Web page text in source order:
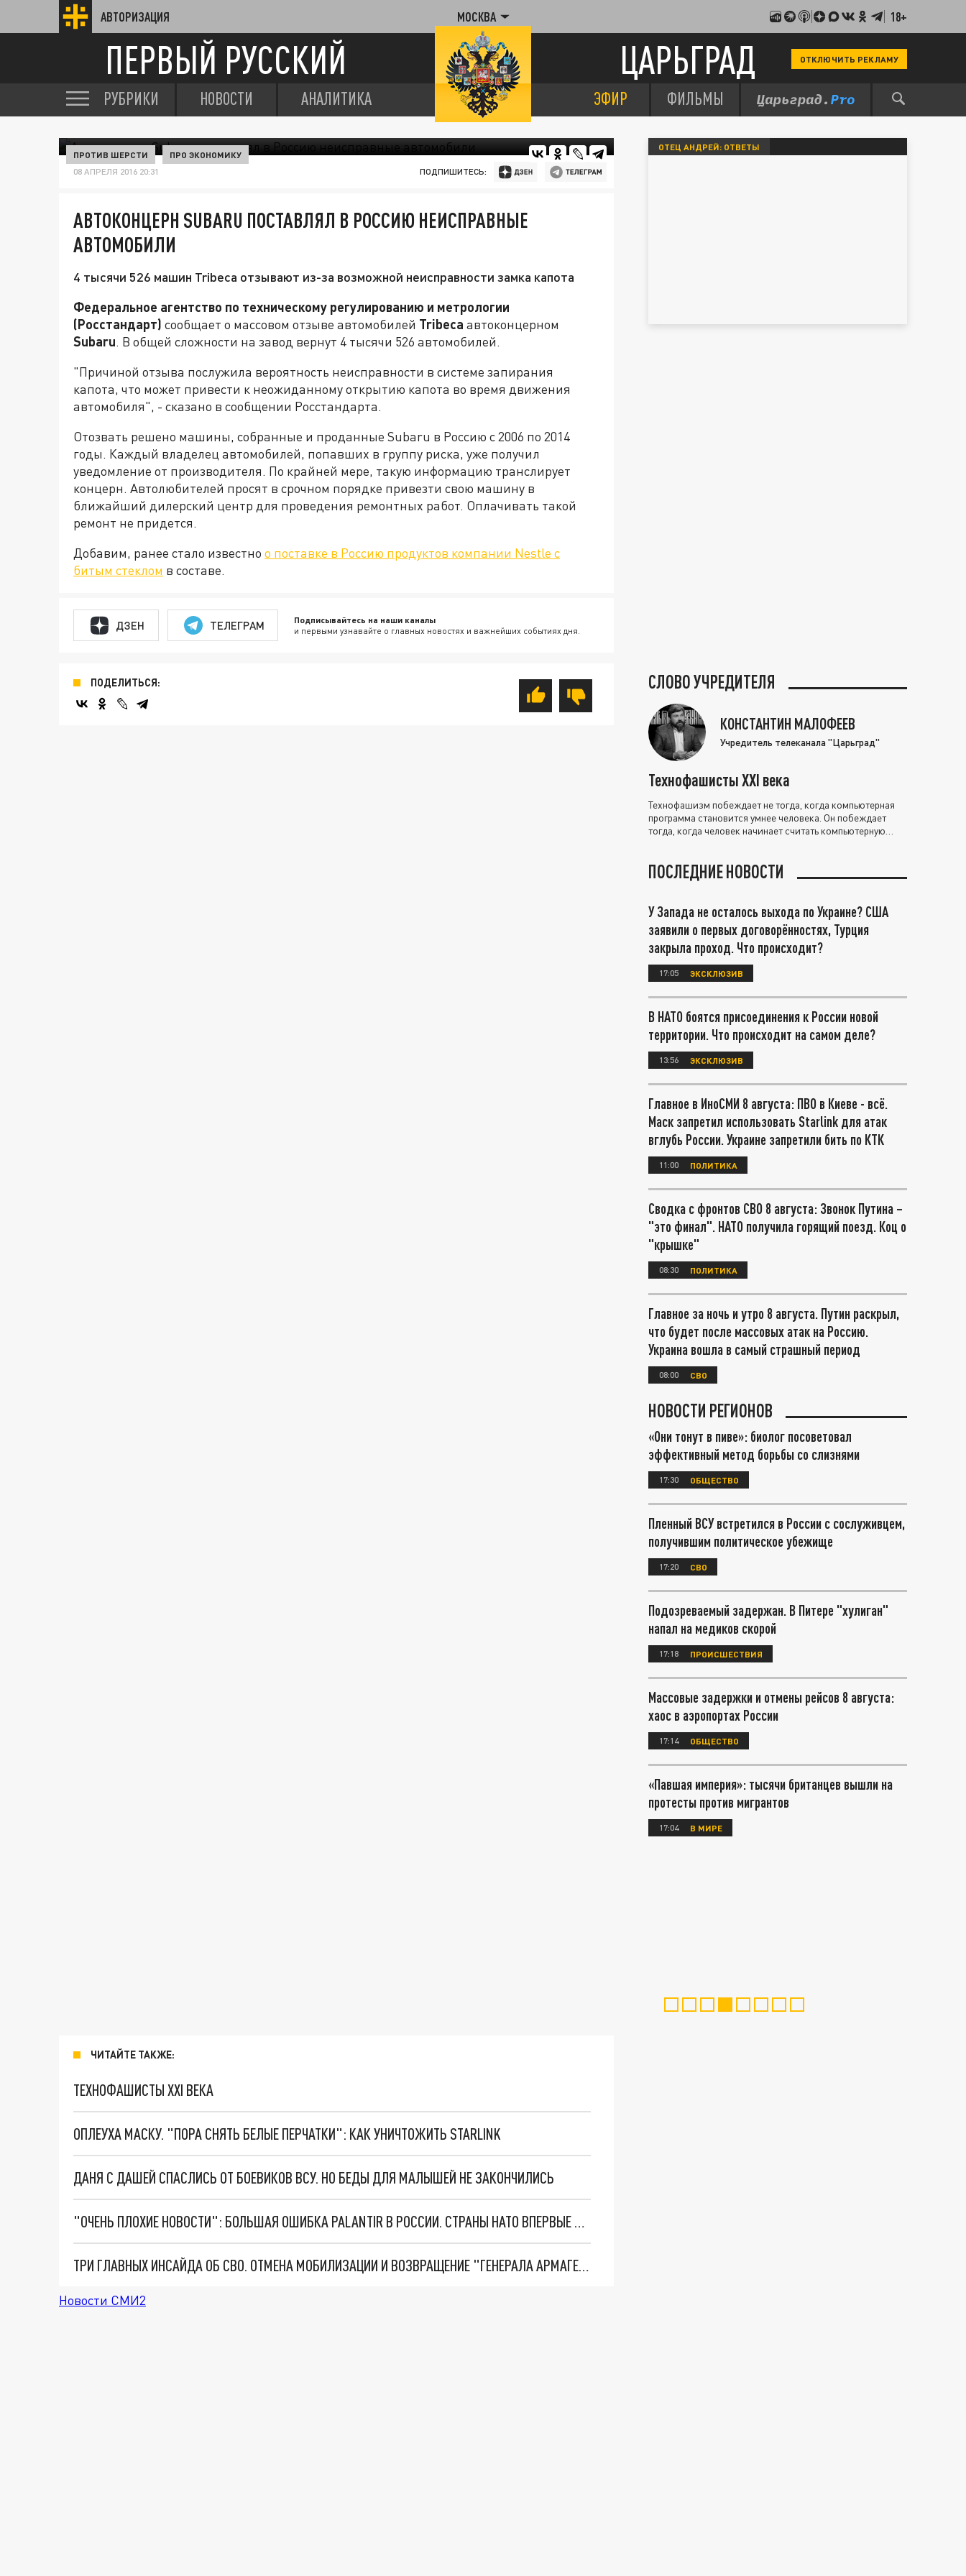
АВТОРИЗАЦИЯ МОСКВА 18+
ПЕРВЫЙ РУССКИЙ ЦАРЬГРАД ОТКЛЮЧИТЬ РЕКЛАМУ
РУБРИКИ НОВОСТИ АНАЛИТИКА ЭФИР ФИЛЬМЫ
ПРОТИВ ШЕРСТИ ПРО ЭКОНОМИКУ
08 АПРЕЛЯ 2016 20:31 ПОДПИШИТЕСЬ:
АВТОКОНЦЕРН SUBARU ПОСТАВЛЯЛ В РОССИЮ НЕИСПРАВНЫЕ
АВТОМОБИЛИ
4 тысячи 526 машин Tribeca отзывают из-за возможной неисправности замка капота
Федеральное агентство по техническому регулированию и метрологии
(Росстандарт) сообщает о массовом отзыве автомобилей Tribeca автоконцерном
Subaru. В общей сложности на завод вернут 4 тысячи 526 автомобилей.
"Причиной отзыва послужила вероятность неисправности в системе запирания
капота, что может привести к неожиданному открытию капота во время движения
автомобиля", - сказано в сообщении Росстандарта.
Отозвать решено машины, собранные и проданные Subaru в Россию с 2006 по 2014
годы. Каждый владелец автомобилей, попавших в группу риска, уже получил
уведомление от производителя. По крайней мере, такую информацию транслирует
концерн. Автолюбителей просят в срочном порядке привезти свою машину в
ближайший дилерский центр для проведения ремонтных работ. Оплачивать такой
ремонт не придется.
Добавим, ранее стало известно о поставке в Россию продуктов компании Nestle с
битым стеклом в составе.
ДЗЕН ТЕЛЕГРАМ Подписывайтесь на наши каналы
и первыми узнавайте о главных новостях и важнейших событиях дня.
ПОДЕЛИТЬСЯ:
ЧИТАЙТЕ ТАКЖЕ:
ТЕХНОФАШИСТЫ XXI ВЕКА
ОПЛЕУХА МАСКУ. "ПОРА СНЯТЬ БЕЛЫЕ ПЕРЧАТКИ": КАК УНИЧТОЖИТЬ STARLINK
ДАНЯ С ДАШЕЙ СПАСЛИСЬ ОТ БОЕВИКОВ ВСУ. НО БЕДЫ ДЛЯ МАЛЫШЕЙ НЕ ЗАКОНЧИЛИСЬ
"ОЧЕНЬ ПЛОХИЕ НОВОСТИ": БОЛЬШАЯ ОШИБКА PALANTIR В РОССИИ. СТРАНЫ НАТО ВПЕРВЫЕ ЗА СВО ОСТАНОВИЛИ ПОСТАВКИ ОРУЖИЯ. ВСУ ТЕРЯЮТ ПРИГРАНИЧЬЕ?
ТРИ ГЛАВНЫХ ИНСАЙДА ОБ СВО. ОТМЕНА МОБИЛИЗАЦИИ И ВОЗВРАЩЕНИЕ "ГЕНЕРАЛА АРМАГЕДДОНА"? ОТЛИЧНЫЕ НОВОСТИ, КОТОРЫЕ ЖДАЛИ ВСЕ
Новости СМИ2
ОТЕЦ АНДРЕЙ: ОТВЕТЫ
СЛОВО УЧРЕДИТЕЛЯ
КОНСТАНТИН МАЛОФЕЕВ
Учредитель телеканала "Царьград"
Технофашисты XXI века
Технофашизм побеждает не тогда, когда компьютерная
программа становится умнее человека. Он побеждает
тогда, когда человек начинает считать компьютерную
ПОСЛЕДНИЕ НОВОСТИ
У Запада не осталось выхода по Украине? США
заявили о первых договорённостях, Турция
закрыла проход. Что происходит?
17:05 ЭКСКЛЮЗИВ
В НАТО боятся присоединения к России новой
территории. Что происходит на самом деле?
13:56 ЭКСКЛЮЗИВ
Главное в ИноСМИ 8 августа: ПВО в Киеве - всё.
Маск запретил использовать Starlink для атак
вглубь России. Украине запретили бить по КТК
11:00 ПОЛИТИКА
Сводка с фронтов СВО 8 августа: Звонок Путина –
"это финал". НАТО получила горящий поезд. Коц о
"крышке"
08:30 ПОЛИТИКА
Главное за ночь и утро 8 августа. Путин раскрыл,
что будет после массовых атак на Россию.
Украина вошла в самый страшный период
08:00 СВО
НОВОСТИ РЕГИОНОВ
«Они тонут в пиве»: биолог посоветовал
эффективный метод борьбы со слизнями
17:30 ОБЩЕСТВО
Пленный ВСУ встретился в России с сослуживцем,
получившим политическое убежище
17:20 СВО
Подозреваемый задержан. В Питере "хулиган"
напал на медиков скорой
17:18 ПРОИСШЕСТВИЯ
Массовые задержки и отмены рейсов 8 августа:
хаос в аэропортах России
17:14 ОБЩЕСТВО
«Павшая империя»: тысячи британцев вышли на
протесты против мигрантов
17:04 В МИРЕ